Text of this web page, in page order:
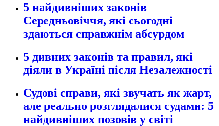
5 найдивніших законів
Середньовіччя, які сьогодні
здаються справжнім абсурдом
5 дивних законів та правил, які
діяли в Україні після Незалежності
Судові справи, які звучать як жарт,
але реально розглядалися судами: 5
найдивніших позовів у світі